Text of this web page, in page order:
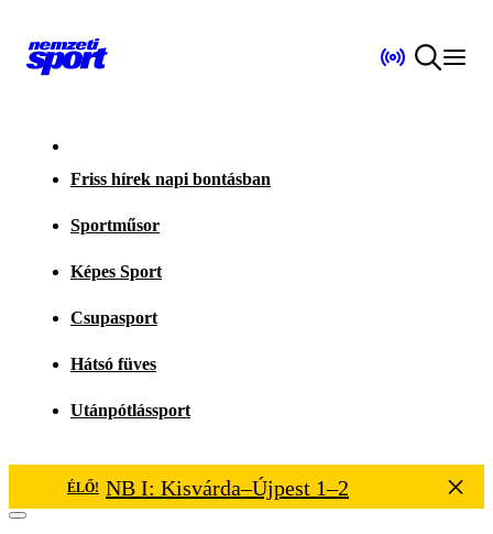
Friss hírek napi bontásban
Sportműsor
Képes Sport
Csupasport
Hátsó füves
Utánpótlássport
ÉLŐ! NB I: Kisvárda–Újpest 1–2